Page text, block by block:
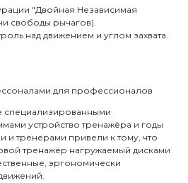
"Двойная Независимая
свободы рычагов).
над движением и углом захвата.
для профессионалов
специализированными
устройство тренажёра и годы
и тренерами привели к тому, что
тренажёр нагружаемый дисками
эргономически